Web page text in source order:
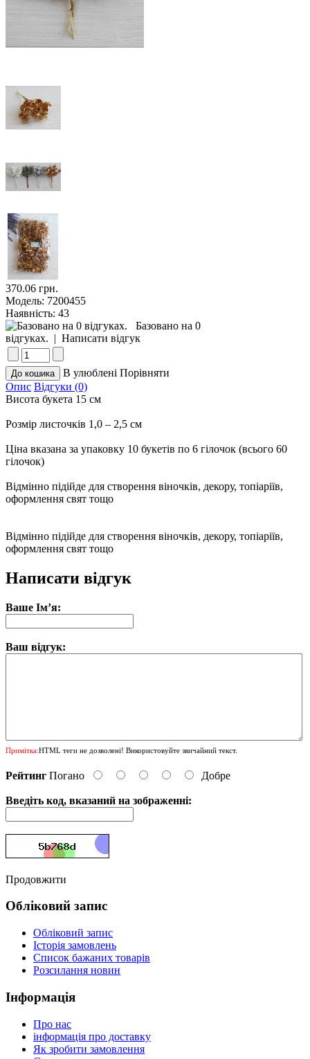
370.06 грн.
Модель: 7200455
Наявність: 43
Базовано на 0
відгуках. | Написати відгук
В улюблені Порівняти
Опис Відгуки (0)
Висота букета 15 см
Розмір листочків 1,0 – 2,5 см
Ціна вказана за упаковку 10 букетів по 6 гілочок (всього 60
гілочок)
Відмінно підійде для створення віночків, декору, топіаріїв,
оформлення свят тощо
Відмінно підійде для створення віночків, декору, топіаріїв,
оформлення свят тощо
Написати відгук
Ваше Ім’я:
Ваш відгук:
Примітка:HTML теги не дозволені! Використовуйте звичайний текст.
Рейтинг Погано Добре
Введіть код, вказаний на зображенні:
Продовжити
Обліковий запис
Обліковий запис
Історія замовлень
Список бажаних товарів
Розсилання новин
Інформація
Про нас
інформація про доставку
Як зробити замовлення